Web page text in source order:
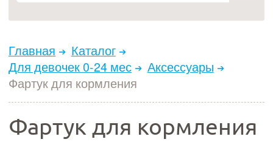
Главная
Каталог
Для девочек 0-24 мес
Аксессуары
Фартук для кормления
Фартук для кормления